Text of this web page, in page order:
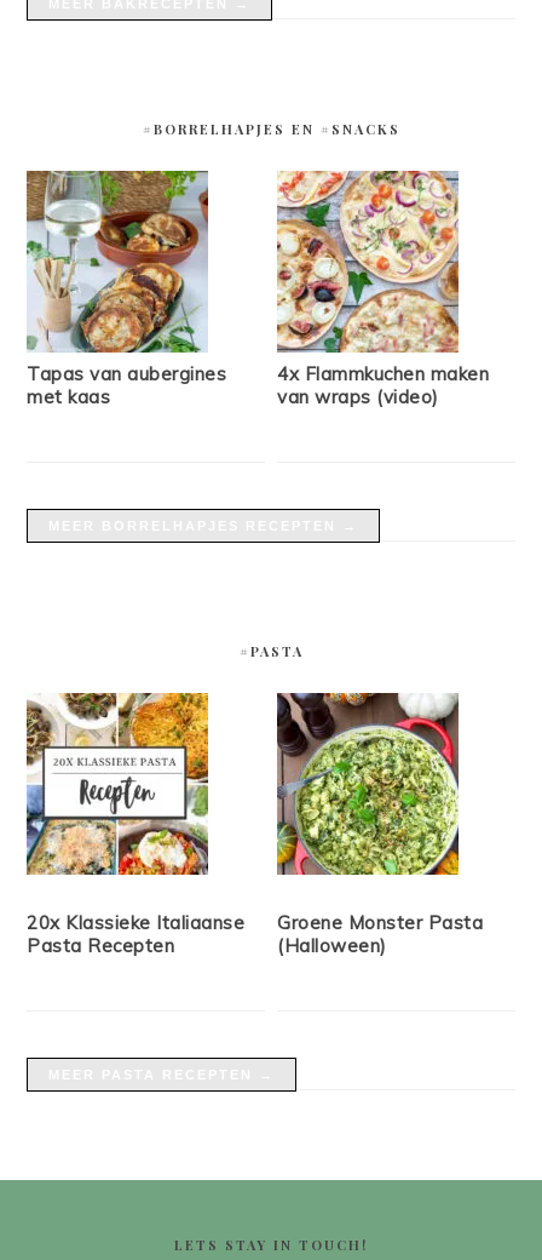
#BORRELHAPJES EN #SNACKS
Tapas van aubergines
met kaas
4x Flammkuchen maken
van wraps (video)
#PASTA
20x Klassieke Italiaanse
Pasta Recepten
Groene Monster Pasta
(Halloween)
LETS STAY IN TOUCH!